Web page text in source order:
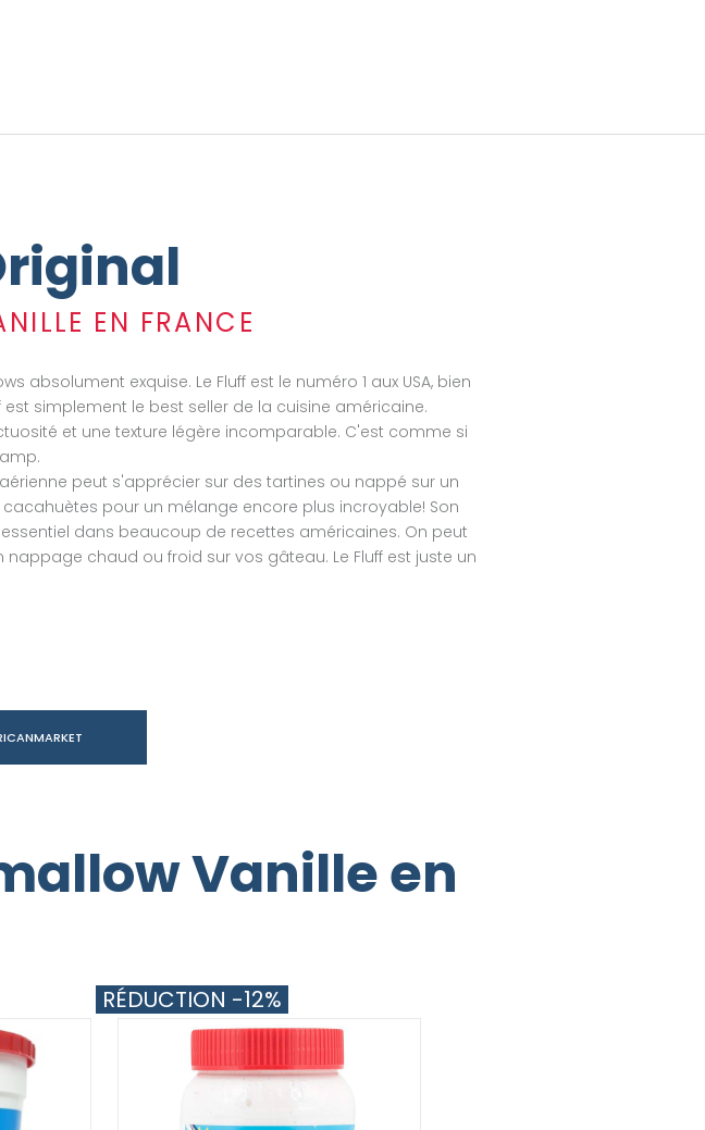
EN FRANCE
absolument exquise. Le Fluff est le numéro 1 aux USA, bien
simplement le best seller de la cuisine américaine.
et une texture légère incomparable. C'est comme si
peut s'apprécier sur des tartines ou nappé sur un
pour un mélange encore plus incroyable! Son
dans beaucoup de recettes américaines. On peut
chaud ou froid sur vos gâteau. Le Fluff est juste un
Vanille en
RÉDUCTION -12%